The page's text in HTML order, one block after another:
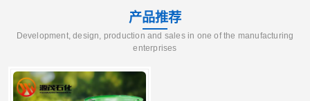
产品推荐
Development, design, production and sales in one of the manufacturing
enterprises